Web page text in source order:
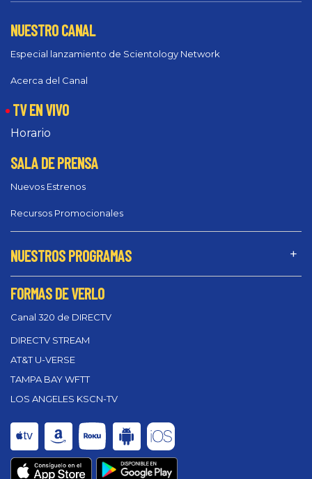
NUESTRO CANAL
Especial lanzamiento de Scientology Network
Acerca del Canal
TV EN VIVO
Horario
SALA DE PRENSA
Nuevos Estrenos
Recursos Promocionales
NUESTROS PROGRAMAS
FORMAS DE VERLO
Canal 320 de DIRECTV
DIRECTV STREAM
AT&T U-VERSE
TAMPA BAY WFTT
LOS ANGELES KSCN-TV